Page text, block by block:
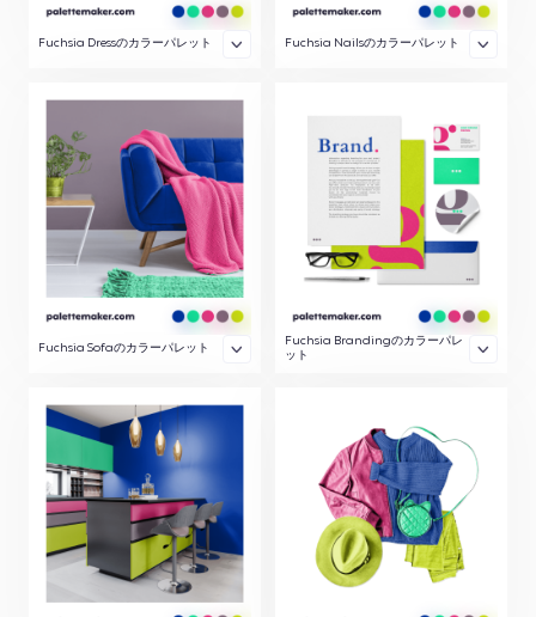
Fuchsia Dressのカラーパレット Fuchsia Nailsのカラーパレット
Fuchsia Sofaのカラーパレット
Fuchsia Brandingのカラーパレ
ット